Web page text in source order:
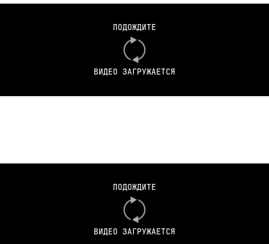
ПОДОЖДИТЕ
ВИДЕО ЗАГРУЖАЕТСЯ
ПОДОЖДИТЕ
ВИДЕО ЗАГРУЖАЕТСЯ